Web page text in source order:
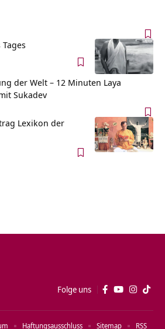
der Welt – 12 Minuten Laya
Sukadev
Lexikon der
Folge uns
Haftungsausschluss Sitemap RSS